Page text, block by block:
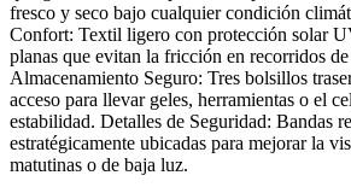
fresco y seco bajo cualquier condición
Confort: Textil ligero con protección solar
planas que evitan la fricción en recorridos
Almacenamiento Seguro: Tres bolsillos
acceso para llevar geles, herramientas o el
estabilidad. Detalles de Seguridad: Bandas
estratégicamente ubicadas para mejorar la
matutinas o de baja luz.